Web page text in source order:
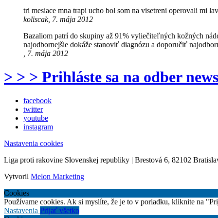
tri mesiace mna trapi ucho bol som na visetreni operovali mi
koliscak, 7. mája 2012
Bazaliom patrí do skupiny až 91% vyliečiteľných kožných
najodbornejšie dokáže stanoviť diagnózu a doporučiť
, 7. mája 2012
> > > Prihláste sa na odber
facebook
twitter
youtube
instagram
Nastavenia cookies
Liga proti rakovine Slovenskej republiky | Brestová 6, 82102
Vytvoril Melon Marketing
Cookies
Používame cookies. Ak si myslíte, že je to v poriadku, kliknite na
Nastavenia Prijať všetko